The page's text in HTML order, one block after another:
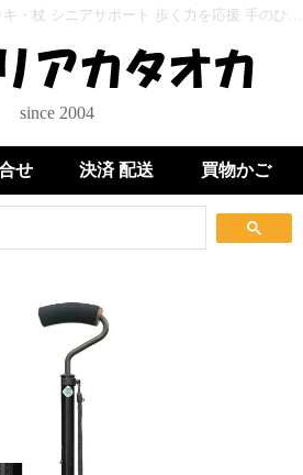
ウォーキング・ステッキ・杖 シニアサポート 歩く力を応援 手のひらフィットステッキ 伸縮 WB5246 ブラック - インテリアカタオカ
since 2004
せ 決済 配送 買物かご